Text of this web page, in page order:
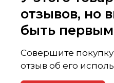
отзывов, но
быть первым
Совершите покупку
отзыв об его